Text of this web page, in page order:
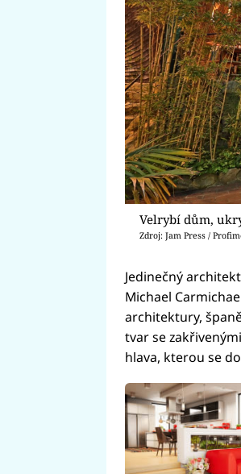
Velrybí dům,
Zdroj: Jam Press /
Jedinečný
Michael
architektury,
tvar se
hlava, kterou se